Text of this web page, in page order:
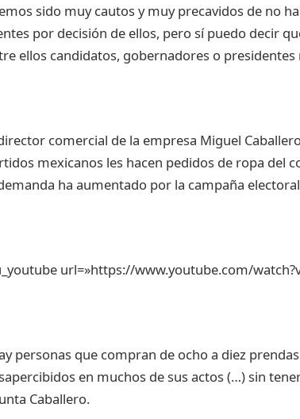
sido muy cautos y muy precavidos de no
por decisión de ellos, pero sí puedo decir
ellos candidatos, gobernadores o
comercial de la empresa Miguel
mexicanos les hacen pedidos de ropa del
ha aumentado por la campaña
url=»https://www.youtube.com/
personas que compran de ocho a diez
en muchos de sus actos (…) sin
Caballero.